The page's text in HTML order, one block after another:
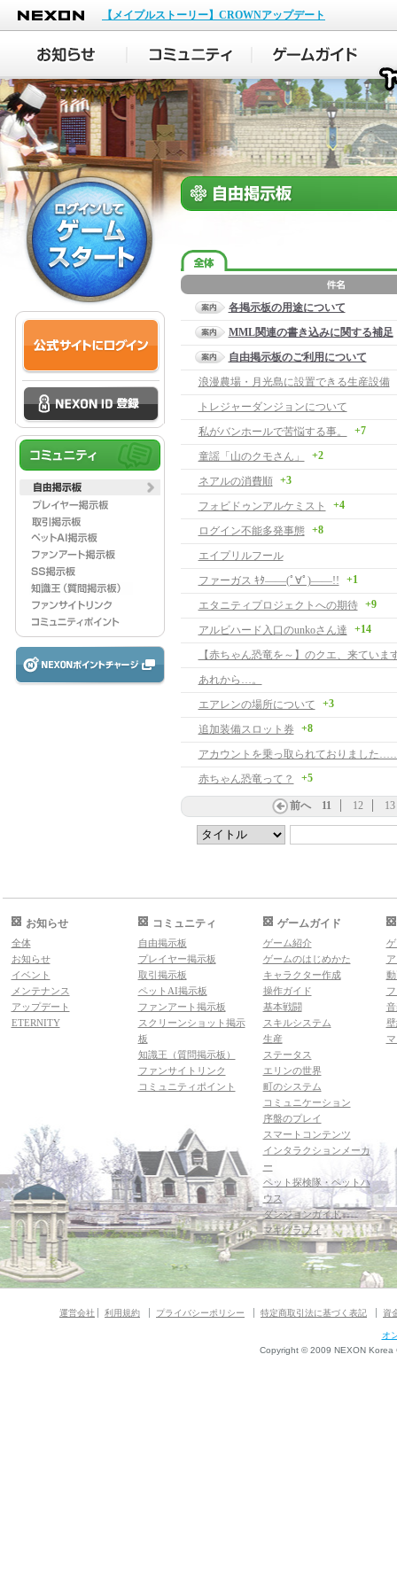
NEXON
【メイプルストーリー】CROWNアップデート
各掲示板の用途について
MML関連の書き込みに関する補足
自由掲示板のご利用について
浪漫農場・月光島に設置できる生産設備
トレジャーダンジョンについて
私がバンホールで苦悩する事。
+7
童謡「山のクモさん」 +2
ネアルの消費順 +3
フォビドゥンアルケミスト +4
ログイン不能多発事態 +8
エイプリルフール
ファーガス ｷﾀ――(ﾟ∀ﾟ)――!!
+1
エタニティプロジェクトへの期待 +9
アルビハード入口のunkoさん達 +14
【赤ちゃん恐竜を～】のクエ、来ていま
あれから…。
エアレンの場所について
+3
追加装備スロット券 +8
アカウントを乗っ取られておりました
赤ちゃん恐竜って？
+5
前へ 11 12 13
お知らせ
全体
お知らせ
イベント
メンテナンス
アップデート
ETERNITY
コミュニティ
自由掲示板
プレイヤー掲示板
取引掲示板
ペットAI掲示板
ファンアート掲示板
スクリーンショット掲示
板
知識王（質問掲示板）
ファンサイトリンク
コミュニティポイント
ゲームガイド
ゲーム紹介
ゲームのはじめかた
キャラクター作成
操作ガイド
基本戦闘
スキルシステム
生産
ステータス
エリンの世界
町のシステム
コミュニケーション
序盤のプレイ
スマートコンテンツ
インタラクションメーカ
ー
ペット探検隊・ペットハ
ウス
ダンジョンガイド
マギグラフィ
運営会社 利用規約 プライバシーポリシー 特定商取引法に基づく表記 資
オ
Copyright © 2009 NEXON Korea